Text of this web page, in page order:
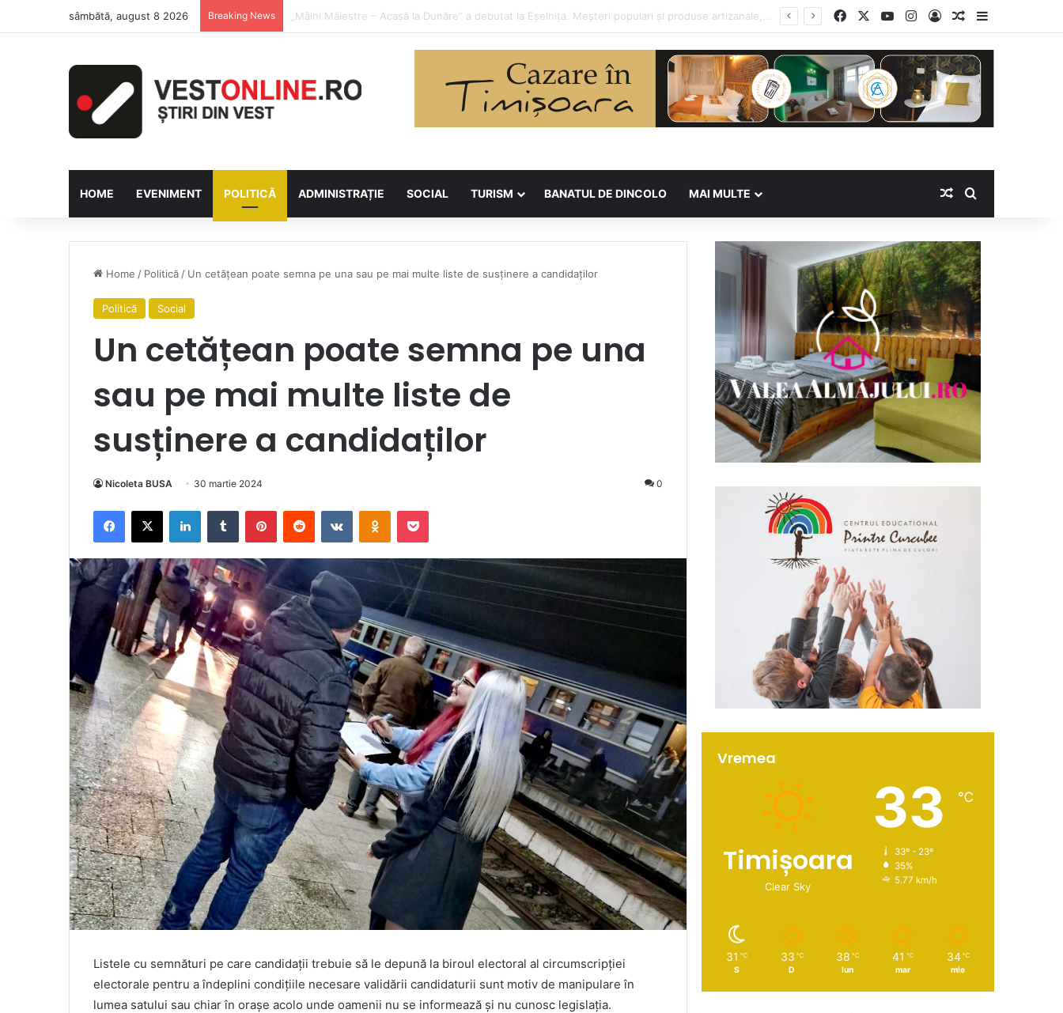
sâmbătă, august 8 2026 Breaking News Săptămâna Florilor la Asociația BUNETI FacebookYouTubeInstagram
Log InRandom Article
Sidebar
HOME EVENIMENT POLITICĂ ADMINISTRAȚIE SOCIAL TURISM BANATUL DE DINCOLO MAI MULTE Random Article
Home / Politică / Un cetățean poate semna pe una sau pe mai multe liste de susținere a candidaților
Politică Social
Un cetățean poate semna pe una
sau pe mai multe liste de
susținere a candidaților
Nicoleta BUSA 30 martie 2024 0
Facebook
X LinkedInTumblr PinterestReddit VKontakteOdnoklassniki
Pocket
Listele cu semnături pe care candidații trebuie să le depună la biroul electoral al circumscripției
electorale pentru a îndeplini condițiile necesare validării candidaturii sunt motiv de manipulare în
lumea satului sau chiar în orașe acolo unde oamenii nu se informează și nu cunosc legislația.
Vremea
Timișoara
Clear Sky
33 ℃
33º - 23º
35%
5.77 km/h
31 ℃
S
33 ℃
D
38 ℃
lun
41 ℃
mar
34 ℃
mie